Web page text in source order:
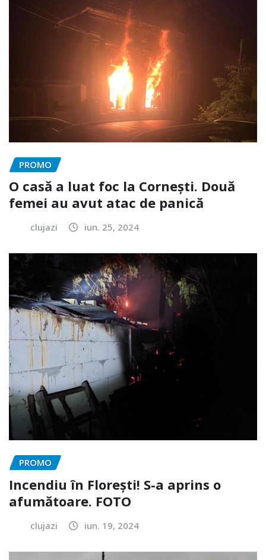
PROMO
O casă a luat foc la Cornești. Două
femei au avut atac de panică
clujazi iun. 25, 2024
PROMO
Incendiu în Florești! S-a aprins o
afumătoare. FOTO
clujazi iun. 19, 2024